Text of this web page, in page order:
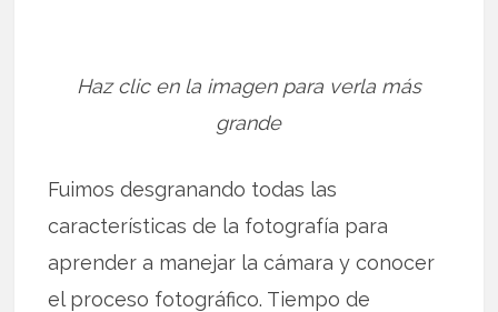
Haz clic en la imagen para verla más
grande
Fuimos desgranando todas las
características de la fotografía para
aprender a manejar la cámara y conocer
el proceso fotográfico. Tiempo de